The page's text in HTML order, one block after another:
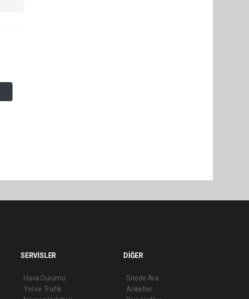
SERVİSLER
Hava Durumu
Yol ve Trafik
DİĞER
Sitede Ara
Anketler